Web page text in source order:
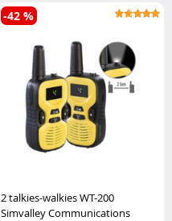
2 talkies-walkies WT-200
Simvalley Communications
-42 %